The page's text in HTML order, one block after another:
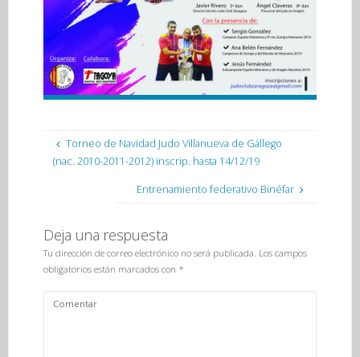
Torneo de Navidad Judo Villanueva de Gállego
(nac. 2010-2011-2012) inscrip. hasta 14/12/19
Entrenamiento federativo Binéfar
Deja una respuesta
Tu dirección de correo electrónico no será publicada. Los campos
obligatorios están marcados con *